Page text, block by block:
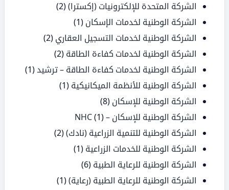
الشركة المتحدة للإلكترونيات (إكسترا)(2)
الشركة الوطنية لخدمات الإسكان (1)
الشركة الوطنية لخدمات التسجيل العقاري (2)
الشركة الوطنية لخدمات كفاءة الطاقة (2)
الشركة الوطنية لخدمات كفاءة الطاقة – ترشيد(1)
الشركة الوطنية للأنظمة الميكانيكية (1)
الشركة الوطنية للإسكان (8)
الشركة الوطنية للإسكان – NHC(1)
الشركة الوطنية للتنمية الزراعية (نادك)(2)
الشركة الوطنية للخدمات الزراعية (1)
الشركة الوطنية للرعاية الطبية (6)
الشركة الوطنية للرعاية الطبية (رعاية)(1)